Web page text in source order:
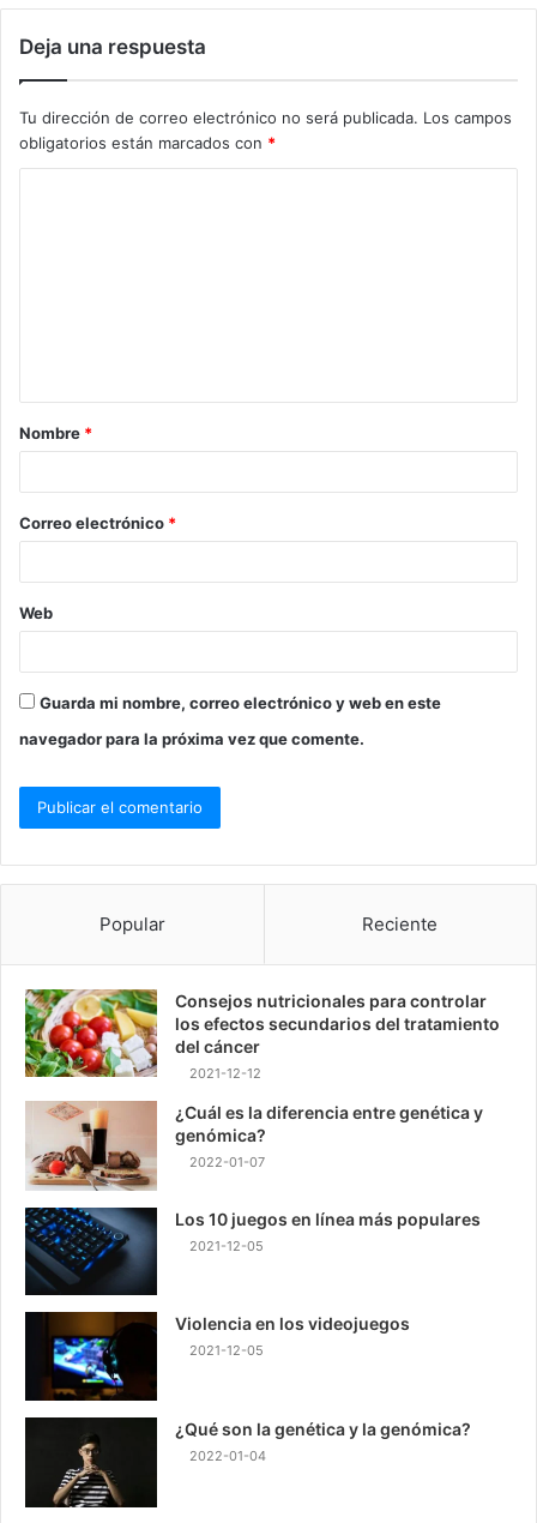
Deja una respuesta
Tu dirección de correo electrónico no será publicada. Los campos
obligatorios están marcados con *
Nombre *
Correo electrónico *
Web
Guarda mi nombre, correo electrónico y web en este
navegador para la próxima vez que comente.
Popular Reciente
Consejos nutricionales para controlar
los efectos secundarios del tratamiento
del cáncer
2021-12-12
¿Cuál es la diferencia entre genética y
genómica?
2022-01-07
Los 10 juegos en línea más populares
2021-12-05
Violencia en los videojuegos
2021-12-05
¿Qué son la genética y la genómica?
2022-01-04